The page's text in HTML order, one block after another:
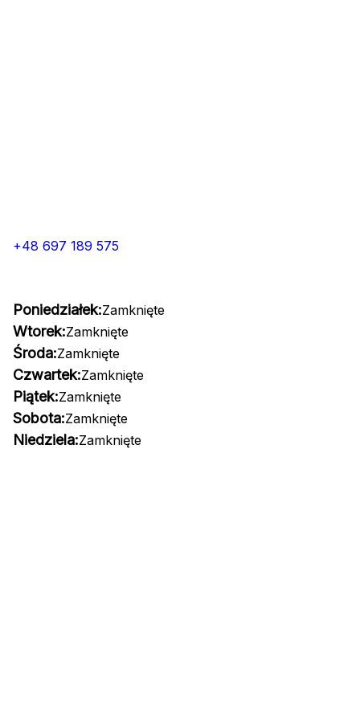
+48 697 189 575
Poniedziałek:Zamknięte
Wtorek:Zamknięte
Środa:Zamknięte
Czwartek:Zamknięte
Piątek:Zamknięte
Sobota:Zamknięte
Niedziela:Zamknięte